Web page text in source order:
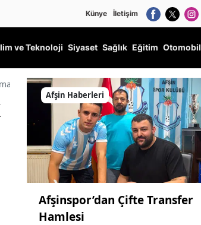
Künye İletişim
ve Teknoloji Siyaset Sağlık Eğitim Otomobil
Afşin Haberleri
Afşinspor’dan Çifte Transfer
Hamlesi